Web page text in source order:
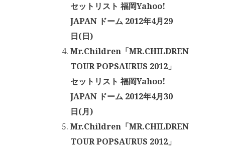
セットリスト 福岡Yahoo!
JAPAN ドーム 2012年4月29
日(日)
Mr.Children「MR.CHILDREN
TOUR POPSAURUS 2012」
セットリスト 福岡Yahoo!
JAPAN ドーム 2012年4月30
日(月)
Mr.Children「MR.CHILDREN
TOUR POPSAURUS 2012」